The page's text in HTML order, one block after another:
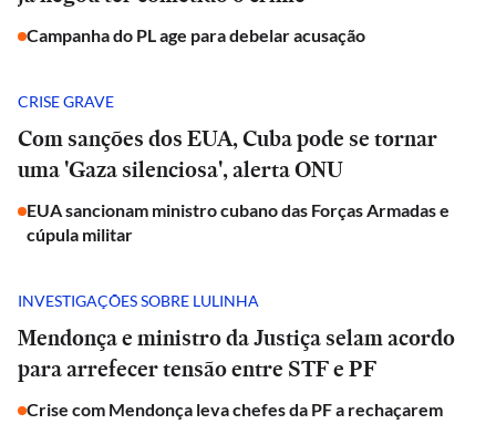
Campanha do PL age para debelar acusação
CRISE GRAVE
Com sanções dos EUA, Cuba pode se tornar
uma 'Gaza silenciosa', alerta ONU
EUA sancionam ministro cubano das Forças Armadas e
cúpula militar
INVESTIGAÇÕES SOBRE LULINHA
Mendonça e ministro da Justiça selam acordo
para arrefecer tensão entre STF e PF
Crise com Mendonça leva chefes da PF a rechaçarem